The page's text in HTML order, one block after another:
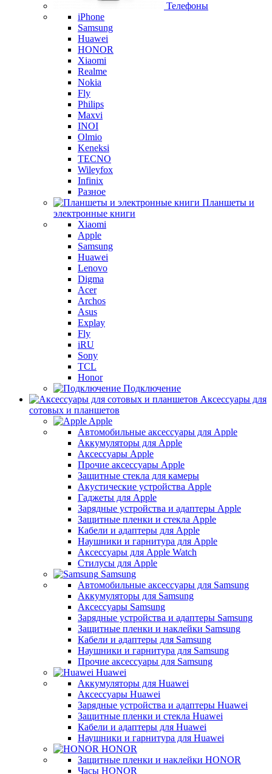
Телефоны
iPhone
Samsung
Huawei
HONOR
Xiaomi
Realme
Nokia
Fly
Philips
Maxvi
INOI
Olmio
Keneksi
TECNO
Wileyfox
Infinix
Разное
Планшеты и
электронные книги
Xiaomi
Apple
Samsung
Huawei
Lenovo
Digma
Acer
Archos
Asus
Explay
Fly
iRU
Sony
TCL
Honor
Подключение
Аксессуары для
сотовых и планшетов
Apple
Автомобильные аксессуары для Apple
Аккумуляторы для Apple
Аксессуары Apple
Прочие аксессуары Apple
Защитные стекла для камеры
Акустические устройства Apple
Гаджеты для Apple
Зарядные устройства и адаптеры Apple
Защитные пленки и стекла Apple
Кабели и адаптеры для Apple
Наушники и гарнитура для Apple
Аксессуары для Apple Watch
Стилусы для Apple
Samsung
Автомобильные аксессуары для Samsung
Аккумуляторы для Samsung
Аксессуары Samsung
Зарядные устройства и адаптеры Samsung
Защитные пленки и наклейки Samsung
Кабели и адаптеры для Samsung
Наушники и гарнитура для Samsung
Прочие аксессуары для Samsung
Huawei
Аккумуляторы для Huawei
Аксессуары Huawei
Зарядные устройства и адаптеры Huawei
Защитные пленки и стекла Huawei
Кабели и адаптеры для Huawei
Наушники и гарнитура для Huawei
HONOR
Защитные пленки и наклейки HONOR
Часы HONOR